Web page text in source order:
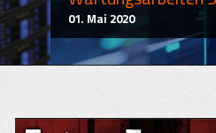
01. Mai 2020